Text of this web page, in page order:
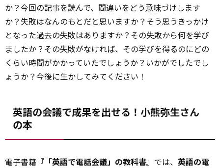
か？今回の記事を読んで、間違いをどう意味づけします
か？失敗はなんのもとだと思いますか？そう思うきっかけ
となった過去の失敗はありますか？その失敗から何を学び
ましたか？その失敗がなければ、その学びを得るのにどの
くらい時間がかかっていたでしょうか？いかがでしたでし
ょうか？今後に生かしてみてください！
英語の会議で成果を出せる！小熊弥生さん
の本
電子書籍 『「英語で電話会議」の教科書』 では、 英語の電